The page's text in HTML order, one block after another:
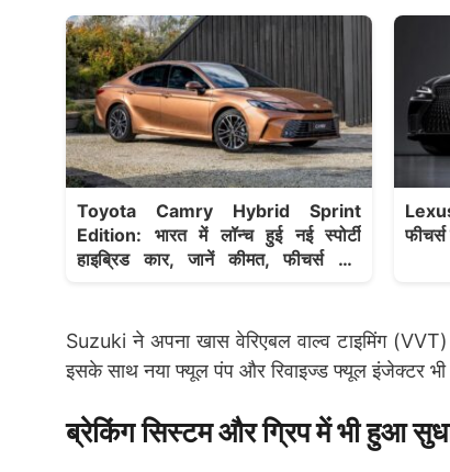
Toyota Camry Hybrid Sprint
Edition: भारत में लॉन्च हुई नई स्पोर्टी
हाइब्रिड कार, जानें कीमत, फीचर्स और
Suzuki ने अपना खास वेरिएबल वाल्व टाइमिंग
इसके साथ नया फ्यूल पंप और रिवाइज्ड फ्यूल इंजेक्टर
ब्रेकिंग सिस्टम और ग्रिप में भी हुआ